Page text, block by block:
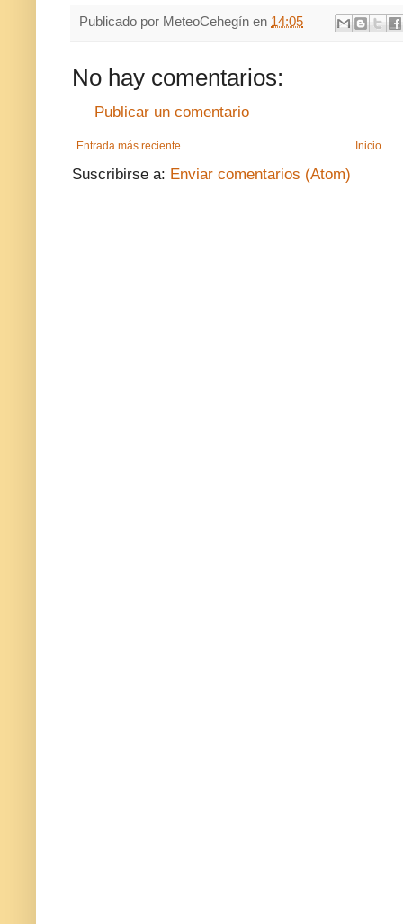
Publicado por MeteoCehegín en 14:05
No hay comentarios:
Publicar un comentario
Entrada más reciente Inicio
Suscribirse a: Enviar comentarios (Atom)